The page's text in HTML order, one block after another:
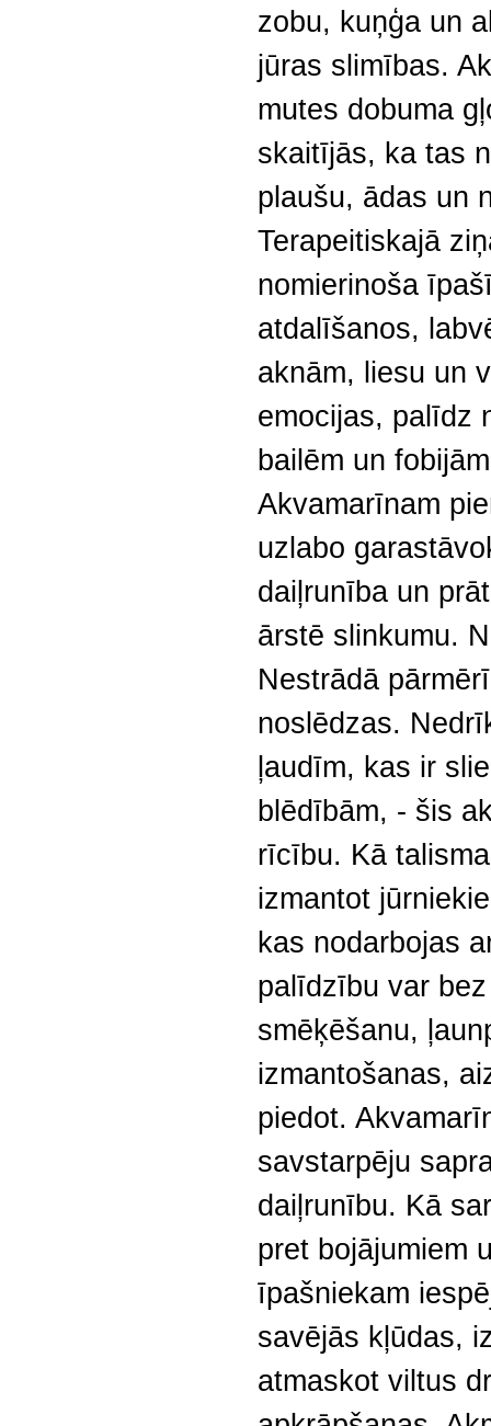
zobu, kuņģa un
jūras slimības.
mutes dobuma
skaitījās, ka tas
plaušu, ādas un
Terapeitiskajā
nomierinoša
atdalīšanos,
aknām, liesu un
emocijas, palīdz
bailēm un
Akvamarīnam
uzlabo
daiļrunība un
ārstē slinkumu.
Nestrādā
noslēdzas.
ļaudīm, kas ir
blēdībām, - šis
rīcību. Kā
izmantot
kas nodarbojas
palīdzību var
smēķēšanu,
izmantošanas,
piedot.
savstarpēju
daiļrunību. Kā
pret bojājumiem
īpašniekam
savējās kļūdas,
atmaskot viltus